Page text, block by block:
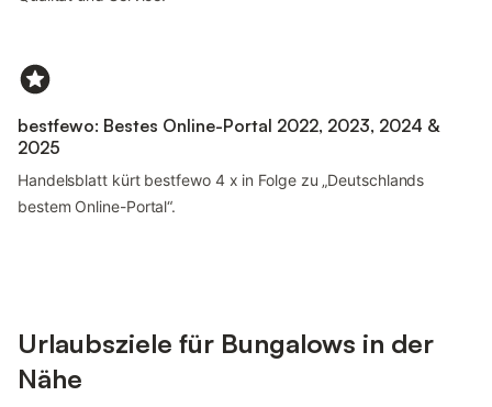
bestfewo: Bestes Online-Portal 2022, 2023, 2024 &
2025
Handelsblatt kürt bestfewo 4 x in Folge zu „Deutschlands
bestem Online-Portal“.
Urlaubsziele für Bungalows in der
Nähe